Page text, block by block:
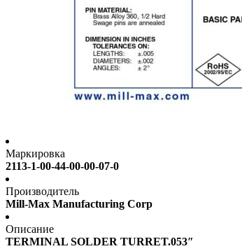
Маркировка
2113-1-00-44-00-00-07-0
Производитель
Mill-Max Manufacturing Corp
Описание
TERMINAL SOLDER TURRET.053″